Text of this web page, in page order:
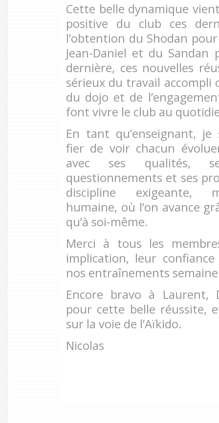
Cette belle dynamique
positive du club ces
l’obtention du Shodan
Jean-Daniel et du Sandan
dernière, ces nouvelles
sérieux du travail accompli
du dojo et de
font vivre le club au
En tant qu’enseignant,
fier de voir chacun
avec ses qualités,
questionnements et ses
discipline exigeante,
humaine, où l’on avance
qu’à soi-même.
Merci à tous les
implication, leur
nos entraînements
Encore bravo à Laurent,
pour cette belle réussite,
sur la voie de l’Aïkido.
Nicolas